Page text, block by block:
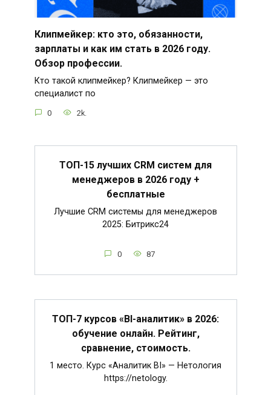
Клипмейкер: кто это, обязанности,
зарплаты и как им стать в 2026 году.
Обзор профессии.
Кто такой клипмейкер? Клипмейкер — это
специалист по
0 2k.
ТОП-15 лучших CRM систем для
менеджеров в 2026 году +
бесплатные
Лучшие CRM системы для менеджеров
2025: Битрикс24
0 87
ТОП-7 курсов «BI-аналитик» в 2026:
обучение онлайн. Рейтинг,
сравнение, стоимость.
1 место. Курс «Аналитик BI» — Нетология
https://netology.